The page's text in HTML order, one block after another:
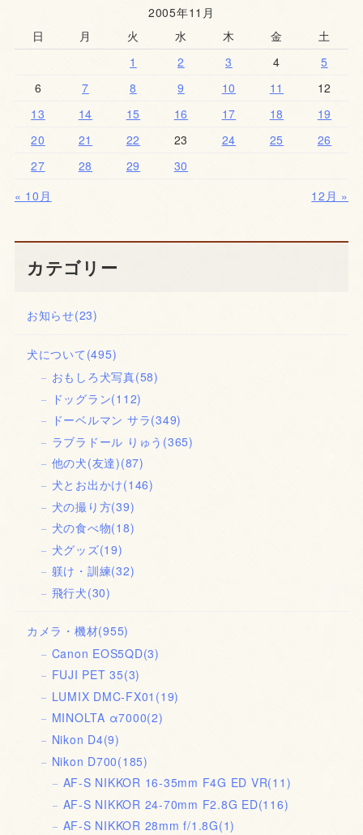
2005年11月
日
月 火 水 木 金
土
1
2 3 4
5
6
7 8 9 10 11
12
13
14 15 16 17 18
19
20
21 22 23 24 25
26
27
28 29
30
« 10月
12月 »
カテゴリー
お知らせ(23)
犬について (495)
おもしろ犬写真(58)
ドッグラン(112)
ドーベルマン サラ(349)
ラブラドール りゅう (365)
他の犬(友達)(87)
犬とお出かけ(146)
犬の撮り方(39)
犬の食べ物(18)
犬グッズ(19)
躾け・訓練(32)
飛行犬(30)
カメラ・機材(955)
Canon EOS5QD(3)
FUJI PET 35(3)
LUMIX DMC-FX01 (19)
MINOLTA α7000(2)
Nikon D4(9)
Nikon D700(185)
AF-S NIKKOR 16-35mm F4G ED VR(11)
AF-S NIKKOR 24-70mm F2.8G ED(116)
AF-S NIKKOR 28mm f/1.8G(1)